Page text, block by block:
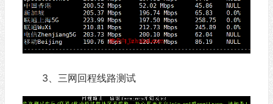
3、三网回程线路测试